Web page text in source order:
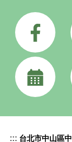
::: 台北市中山區